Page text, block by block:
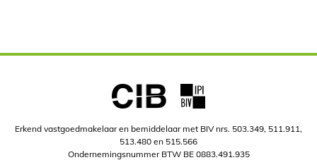
Erkend vastgoedmakelaar en bemiddelaar met BIV nrs. 503.349, 511.911,
513.480 en 515.566
Ondernemingsnummer BTW BE 0883.491.935